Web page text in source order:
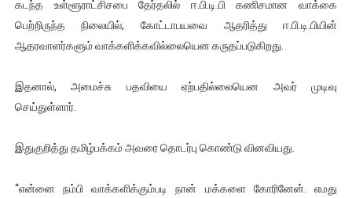
கடந்த உள்ளூராட்சிசபை தேர்தலில் ஈ.பி.டி.பி கணிசமான வாக்கை
பெற்றிருந்த நிலையில், கோட்டாபயவை ஆதரித்து ஈ.பி.டி.பியின்
ஆதரவாளர்களும் வாக்களிக்கவில்லையென கருதப்படுகிறது.
இதனால், அமைச்சு பதவியை ஏற்பதில்லையென அவர் முடிவு
செய்துள்ளார்.
இதுகுறித்து தமிழ்பக்கம் அவரை தொடர்பு கொண்டு வினவியது.
“என்னை நம்பி வாக்களிக்கும்படி நான் மக்களை கோரினேன். எமது